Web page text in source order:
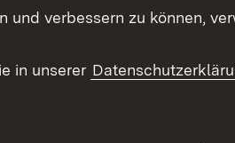
verbessern zu können,
in unserer